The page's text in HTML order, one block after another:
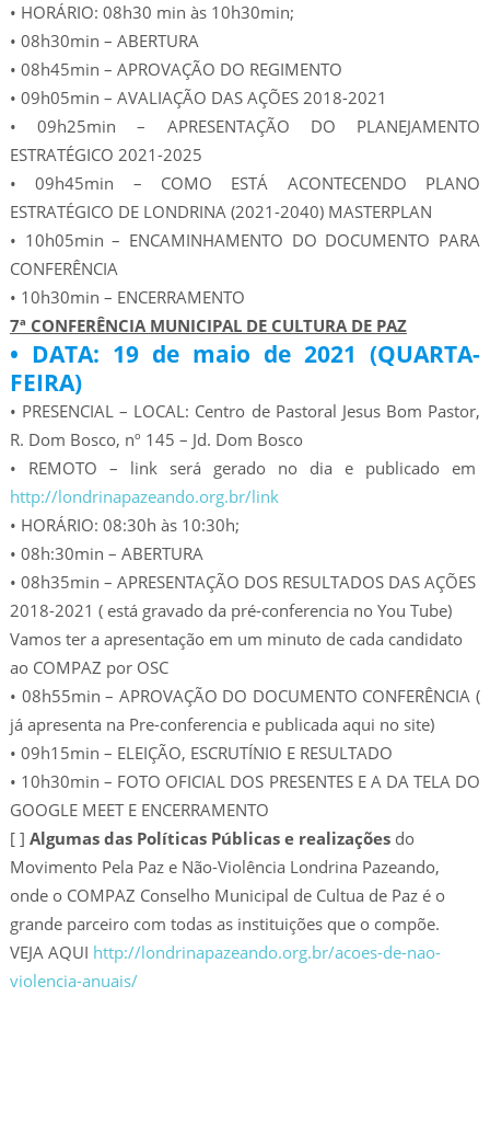
• HORÁRIO: 08h30 min às 10h30min;
• 08h30min – ABERTURA
• 08h45min – APROVAÇÃO DO REGIMENTO
• 09h05min – AVALIAÇÃO DAS AÇÕES 2018-2021
• 09h25min – APRESENTAÇÃO DO PLANEJAMENTO
ESTRATÉGICO 2021-2025
• 09h45min – COMO ESTÁ ACONTECENDO PLANO
ESTRATÉGICO DE LONDRINA (2021-2040) MASTERPLAN
• 10h05min – ENCAMINHAMENTO DO DOCUMENTO PARA
CONFERÊNCIA
• 10h30min – ENCERRAMENTO
7ª CONFERÊNCIA MUNICIPAL DE CULTURA DE PAZ
• DATA: 19 de maio de 2021 (QUARTA-
FEIRA)
• PRESENCIAL – LOCAL: Centro de Pastoral Jesus Bom Pastor,
R. Dom Bosco, nº 145 – Jd. Dom Bosco
• REMOTO – link será gerado no dia e publicado em
http://londrinapazeando.org.br/link
• HORÁRIO: 08:30h às 10:30h;
• 08h:30min – ABERTURA
• 08h35min – APRESENTAÇÃO DOS RESULTADOS DAS AÇÕES
2018-2021 ( está gravado da pré-conferencia no You Tube)
Vamos ter a apresentação em um minuto de cada candidato
ao COMPAZ por OSC
• 08h55min – APROVAÇÃO DO DOCUMENTO CONFERÊNCIA (
já apresenta na Pre-conferencia e publicada aqui no site)
• 09h15min – ELEIÇÃO, ESCRUTÍNIO E RESULTADO
• 10h30min – FOTO OFICIAL DOS PRESENTES E A DA TELA DO
GOOGLE MEET E ENCERRAMENTO
[ ] Algumas das Políticas Públicas e realizaçõesdo
Movimento Pela Paz e Não-Violência Londrina Pazeando,
onde o COMPAZ Conselho Municipal de Cultua de Paz é o
grande parceiro com todas as instituições que o compõe.
VEJA AQUI http://londrinapazeando.org.br/acoes-de-nao-
violencia-anuais/